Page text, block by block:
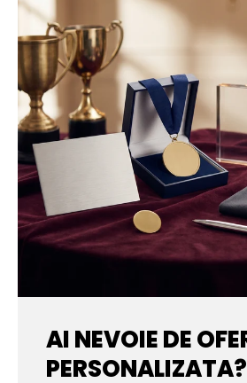
AI NEVOIE DE
PERSONALIZATA?